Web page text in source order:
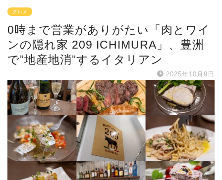
グルメ
0時まで営業がありがたい「肉とワイ
ンの隠れ家 209 ICHIMURA」、豊洲
で”地産地消”するイタリアン
2025年10月9日